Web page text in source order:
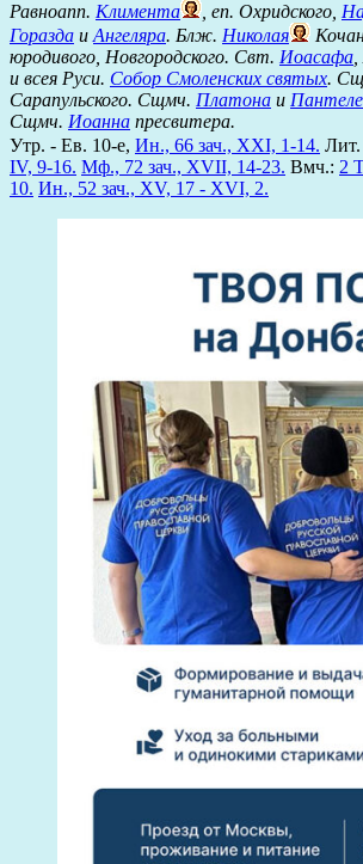
Равноапп. Климента , еп. Охридского,
Горазда иАнгеляра. Блж. Николая
юродивого, Новгородского. Свт. Иоасафа,
и всея Руси. Собор Смоленских святых.
Сарапульского. Сщмч. Платона и
Сщмч. Иоанна пресвитера.
Утр. - Ев. 10-е, Ин., 66 зач., XXI, 1-14.
IV, 9-16. Мф., 72 зач., XVII, 14-23. Вмч.: 2
10. Ин., 52 зач., XV, 17 - XVI, 2.